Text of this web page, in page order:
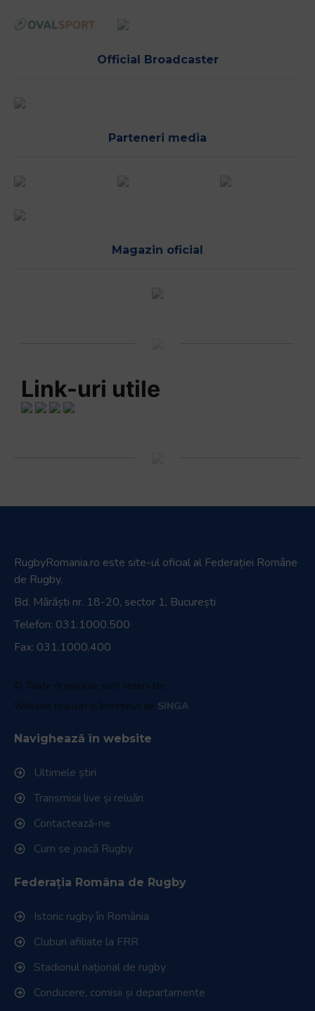
Official Broadcaster
Parteneri media
Magazin oficial
Link-uri utile
RugbyRomania.ro este site-ul oficial al Federației Române
de Rugby.
Bd. Mărăști nr. 18-20, sector 1, București
Telefon: 031.1000.500
Fax: 031.1000.400
© Toate drepturile sunt rezervate.
Website realizat și întreținut de SINGA
Navighează în website
Ultimele știri
Transmisii live și reluări
Contactează-ne
Cum se joacă Rugby
Federația Româna de Rugby
Istoric rugby în România
Cluburi afiliate la FRR
Stadionul național de rugby
Conducere, comisii și departamente